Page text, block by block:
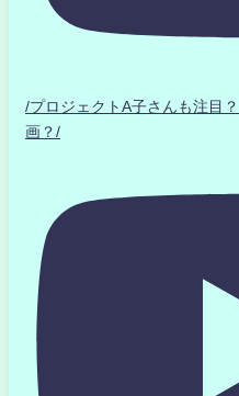
/プロジェクトA子さんも注
画？/